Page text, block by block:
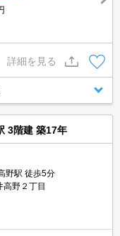
詳細を見る
3階建 築17年
野駅 徒歩5分
高野２丁目